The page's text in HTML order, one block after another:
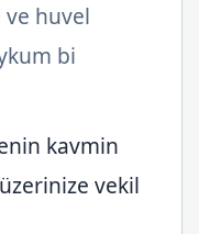
ve huvel
bi
kavmin
vekil